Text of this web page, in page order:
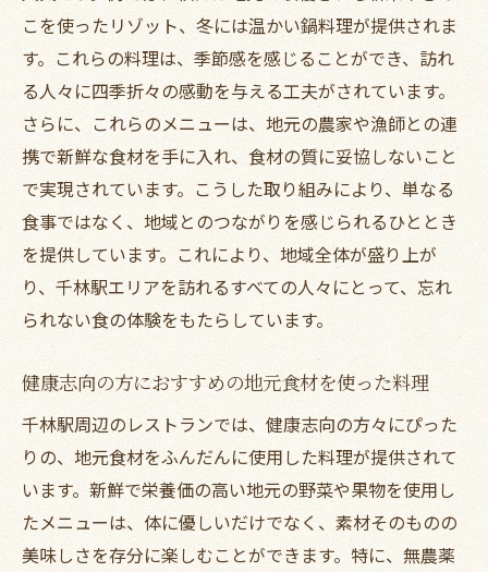
こを使ったリゾット、冬には温かい鍋料理が提供されま
す。これらの料理は、季節感を感じることができ、訪れ
る人々に四季折々の感動を与える工夫がされています。
さらに、これらのメニューは、地元の農家や漁師との連
携で新鮮な食材を手に入れ、食材の質に妥協しないこと
で実現されています。こうした取り組みにより、単なる
食事ではなく、地域とのつながりを感じられるひととき
を提供しています。これにより、地域全体が盛り上が
り、千林駅エリアを訪れるすべての人々にとって、忘れ
られない食の体験をもたらしています。
健康志向の方におすすめの地元食材を使った料理
千林駅周辺のレストランでは、健康志向の方々にぴった
りの、地元食材をふんだんに使用した料理が提供されて
います。新鮮で栄養価の高い地元の野菜や果物を使用し
たメニューは、体に優しいだけでなく、素材そのものの
美味しさを存分に楽しむことができます。特に、無農薬